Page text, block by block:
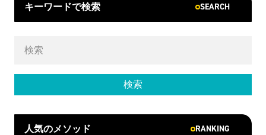
キーワードで検索 SEARCH
人気のメソッド RANKING